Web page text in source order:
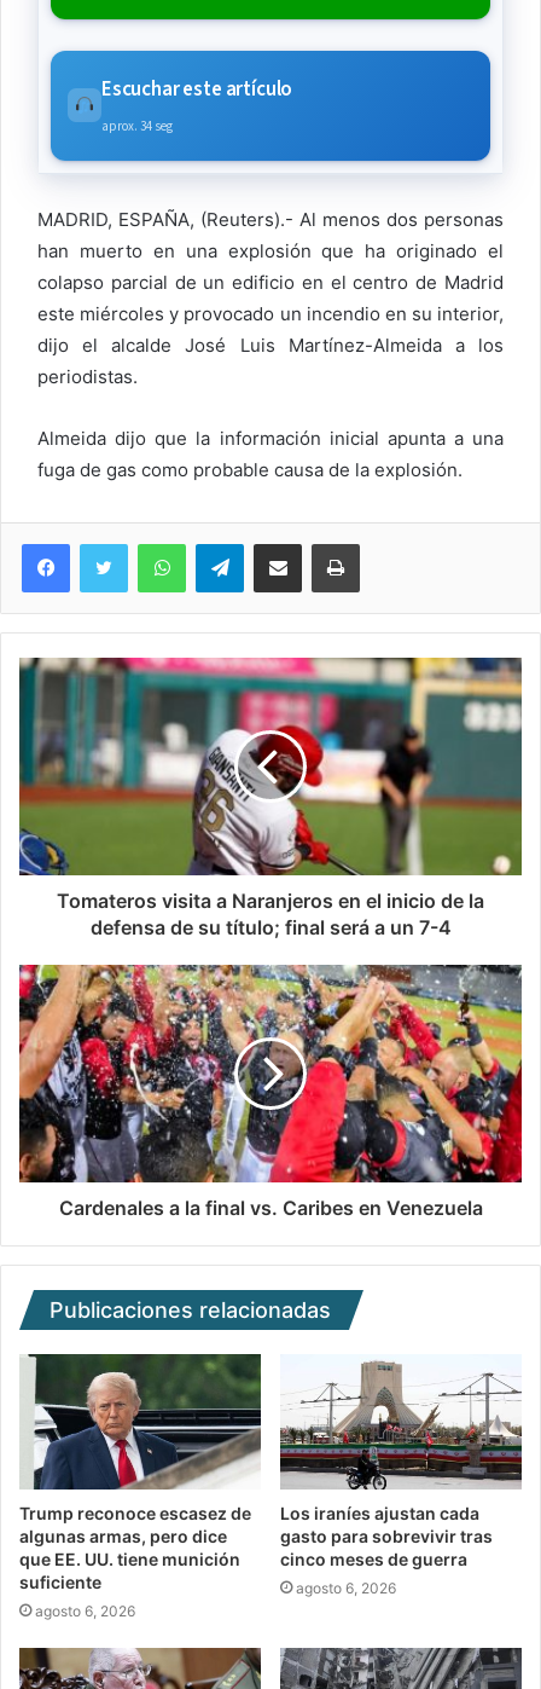
Escuchar este artículo
aprox. 34 seg
MADRID, ESPAÑA, (Reuters).- Al menos dos personas
han muerto en una explosión que ha originado el
colapso parcial de un edificio en el centro de Madrid
este miércoles y provocado un incendio en su interior,
dijo el alcalde José Luis Martínez-Almeida a los
periodistas.
Almeida dijo que la información inicial apunta a una
fuga de gas como probable causa de la explosión.
WhatsAppTelegramCompartir via Email Imprimi
Tomateros visita a Naranjeros en el inicio de la
defensa de su título; final será a un 7-4
Cardenales a la final vs. Caribes en Venezuela
Publicaciones relacionadas
Trump reconoce escasez de
algunas armas, pero dice
que EE. UU. tiene munición
suficiente
agosto 6, 2026
Los iraníes ajustan cada
gasto para sobrevivir tras
cinco meses de guerra
agosto 6, 2026